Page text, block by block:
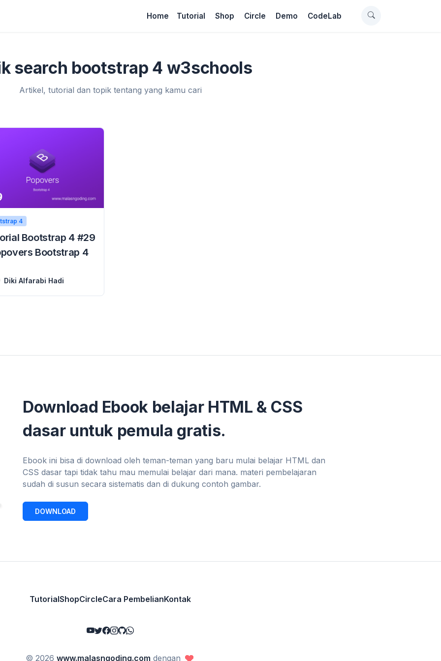
Home Tutorial Shop Circle Demo CodeLab
search bootstrap 4 w3schools
Artikel, tutorial dan topik tentang yang kamu cari
4
Bootstrap 4 #29
Bootstrap 4
Diki Alfarabi Hadi
Download Ebook belajar HTML & CSS
dasar untuk pemula gratis.
Ebook ini bisa di download oleh teman-teman yang baru mulai belajar HTML dan
CSS dasar tapi tidak tahu mau memulai belajar dari mana. materi pembelajaran
sudah di susun secara sistematis dan di dukung contoh gambar.
DOWNLOAD
TutorialShopCircleCara PembelianKontak
© 2026 www.malasngoding.com dengan